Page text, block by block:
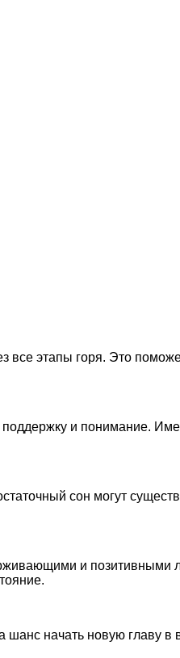
все этапы горя. Это
и понимание.
сон могут
и позитивными
шанс начать новую главу